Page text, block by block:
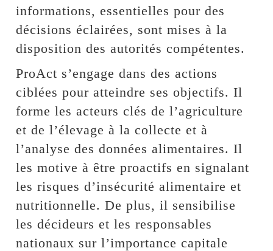
informations, essentielles pour des
décisions éclairées, sont mises à la
disposition des autorités compétentes.
ProAct s’engage dans des actions
ciblées pour atteindre ses objectifs. Il
forme les acteurs clés de l’agriculture
et de l’élevage à la collecte et à
l’analyse des données alimentaires. Il
les motive à être proactifs en signalant
les risques d’insécurité alimentaire et
nutritionnelle. De plus, il sensibilise
les décideurs et les responsables
nationaux sur l’importance capitale